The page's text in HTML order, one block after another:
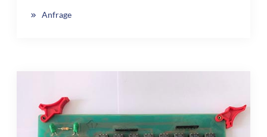
Anfrage